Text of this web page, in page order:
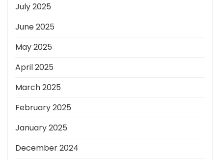
July 2025
June 2025
May 2025
April 2025
March 2025
February 2025
January 2025
December 2024